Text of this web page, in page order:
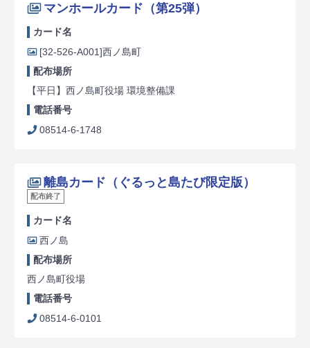
マンホールカード（第25弾）
カード名
[32-526-A001]西ノ島町
配布場所
【平日】西ノ島町役場 環境整備課
電話番号
08514-6-1748
離島カード（ぐるっと島たび限定版）
配布終了
カード名
西ノ島
配布場所
西ノ島町役場
電話番号
08514-6-0101